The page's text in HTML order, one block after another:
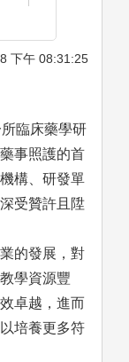
下午 08:31:25
臨床藥學研
事照護的首
構、研發單
受贊許且陞
的發展，對
學資源豐
卓越，進而
培養更多符